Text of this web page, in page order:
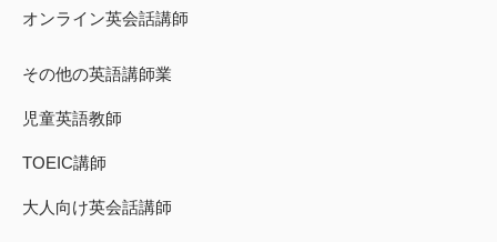
オンライン英会話講師
その他の英語講師業
児童英語教師
TOEIC講師
大人向け英会話講師